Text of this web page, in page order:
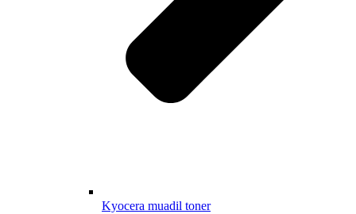
Kyocera muadil toner